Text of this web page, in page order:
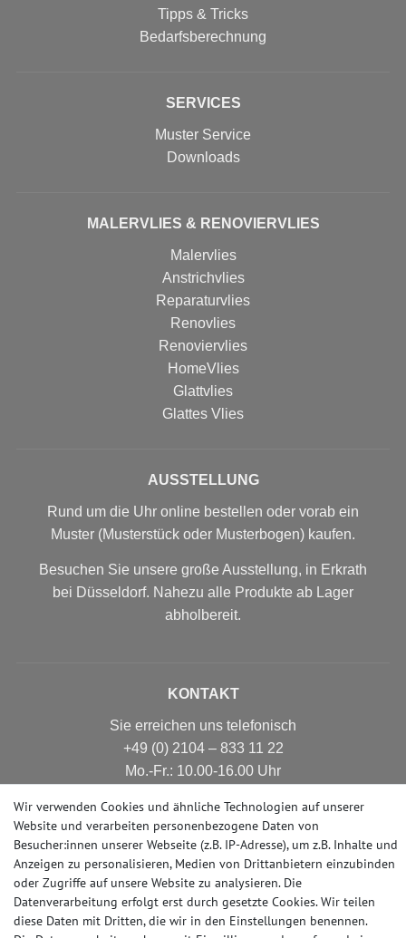
Tipps & Tricks
Bedarfsberechnung
SERVICES
Muster Service
Downloads
MALERVLIES & RENOVIERVLIES
Malervlies
Anstrichvlies
Reparaturvlies
Renovlies
Renoviervlies
HomeVlies
Glattvlies
Glattes Vlies
AUSSTELLUNG
Rund um die Uhr online bestellen oder vorab ein
Muster (Musterstück oder Musterbogen) kaufen.
Besuchen Sie unsere große Ausstellung, in Erkrath
bei Düsseldorf. Nahezu alle Produkte ab Lager
abholbereit.
KONTAKT
Sie erreichen uns telefonisch
+49 (0) 2104 – 833 11 22
Mo.-Fr.: 10.00-16.00 Uhr
ZAHLUNGSARTEN
Wir verwenden Cookies und ähnliche Technologien auf unserer
Website und verarbeiten personenbezogene Daten von
Besucher:innen unserer Webseite (z.B. IP-Adresse), um z.B. Inhalte und
Anzeigen zu personalisieren, Medien von Drittanbietern einzubinden
oder Zugriffe auf unsere Website zu analysieren. Die
Datenverarbeitung erfolgt erst durch gesetzte Cookies. Wir teilen
diese Daten mit Dritten, die wir in den Einstellungen benennen.